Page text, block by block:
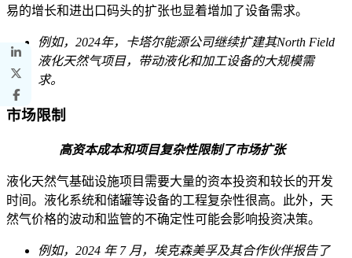
易的增长和进出口码头的扩张也显着增加了设备需求。
例如，2024年，卡塔尔能源公司继续扩建其North Field
液化天然气项目，带动液化和加工设备的大规模需
求。
市场限制
高资本成本和项目复杂性限制了市场扩张
液化天然气基础设施项目需要大量的资本投资和较长的开发
时间。液化系统和储罐等设备的工程复杂性很高。此外，天
然气价格的波动和监管的不确定性可能会影响投资决策。
例如，2024 年 7 月，埃克森美孚及其合作伙伴报告了